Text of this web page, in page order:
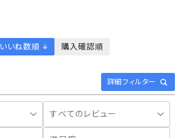
詳細フィルター
いいね数順 ↓
購入確認順